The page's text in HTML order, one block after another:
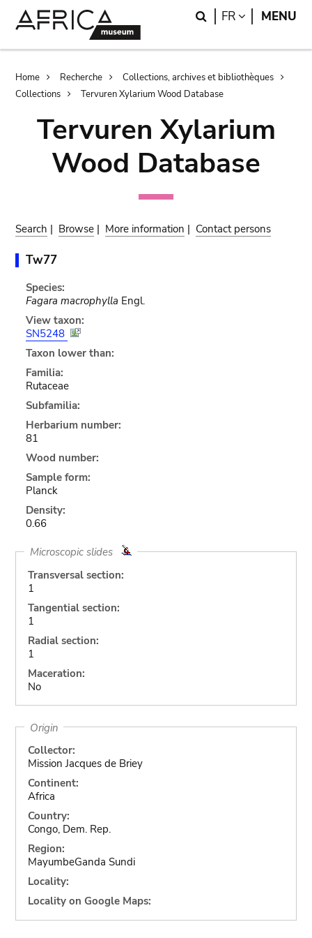
Search
FR LANGUAGE
MENU
Breadcrumb
Home Recherche
Collections, archives et bibliothèques
Collections
Tervuren Xylarium Wood Database
Tervuren Xylarium
Wood Database
Search | Browse | More information | Contact persons
Tw77
Species:
Fagara macrophylla Engl.
View taxon:
SN5248
Taxon lower than:
Familia:
Rutaceae
Subfamilia:
Herbarium number:
81
Wood number:
Sample form:
Planck
Density:
0.66
Microscopic slides
Transversal section:
1
Tangential section:
1
Radial section:
1
Maceration:
No
Origin
Collector:
Mission Jacques de Briey
Continent:
Africa
Country:
Congo, Dem. Rep.
Region:
MayumbeGanda Sundi
Locality:
Locality on Google Maps: